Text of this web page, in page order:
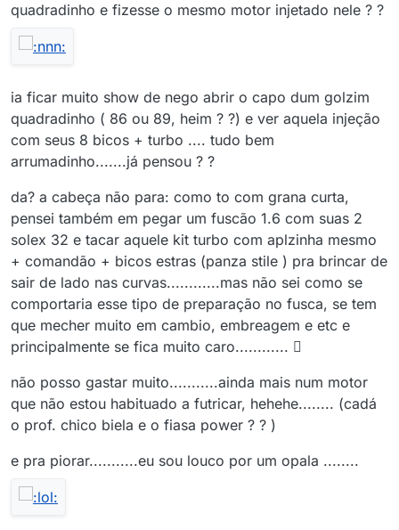
quadradinho e fizesse o mesmo motor injetado nele ? ?
ia ficar muito show de nego abrir o capo dum golzim
quadradinho ( 86 ou 89, heim ? ?) e ver aquela injeção
com seus 8 bicos + turbo .... tudo bem
arrumadinho.......já pensou ? ?
da? a cabeça não para: como to com grana curta,
pensei também em pegar um fuscão 1.6 com suas 2
solex 32 e tacar aquele kit turbo com aplzinha mesmo
+ comandão + bicos estras (panza stile ) pra brincar de
sair de lado nas curvas............mas não sei como se
comportaria esse tipo de preparação no fusca, se tem
que mecher muito em cambio, embreagem e etc e
principalmente se fica muito caro............ 
não posso gastar muito...........ainda mais num motor
que não estou habituado a futricar, hehehe........ (cadá
o prof. chico biela e o fiasa power ? ? )
e pra piorar...........eu sou louco por um opala ........